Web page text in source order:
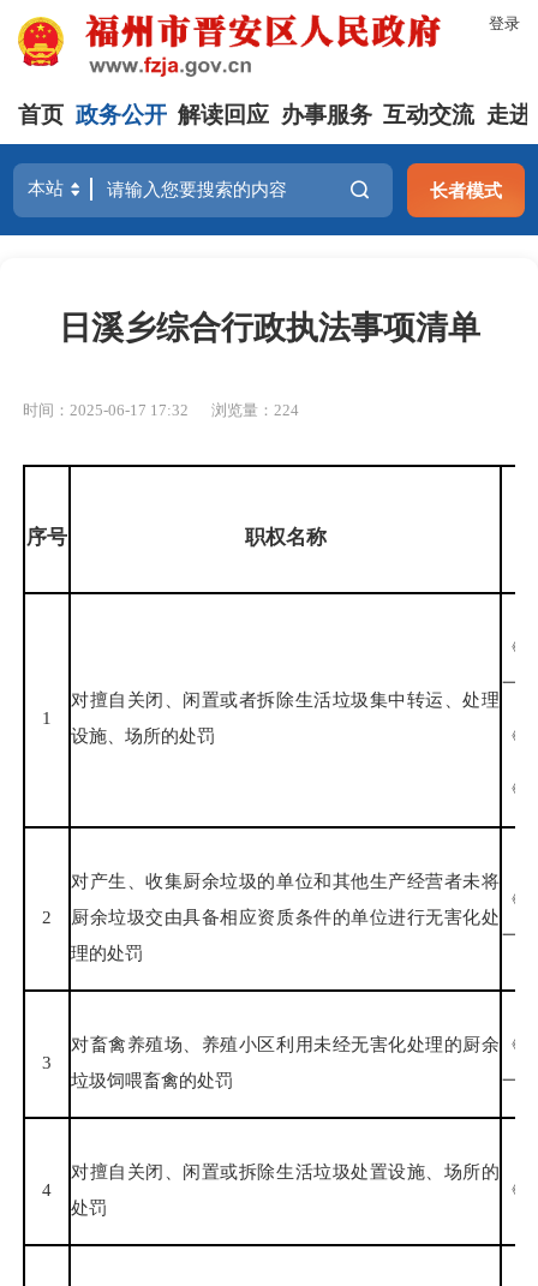
登录
首页 政务公开 解读回应 办事服务 互动交流 走进
长者模式
日溪乡综合行政执法事项清单
时间：2025-06-17 17:32 浏览量：224
序号 职权名称
1
对擅自关闭、闲置或者拆除生活垃圾集中转运、处理
设施、场所的处罚
《
一
《
《
2
对产生、收集厨余垃圾的单位和其他生产经营者未将
厨余垃圾交由具备相应资质条件的单位进行无害化处
理的处罚
《
一
3
对畜禽养殖场、养殖小区利用未经无害化处理的厨余
垃圾饲喂畜禽的处罚
《
一
4
对擅自关闭、闲置或拆除生活垃圾处置设施、场所的
处罚
《